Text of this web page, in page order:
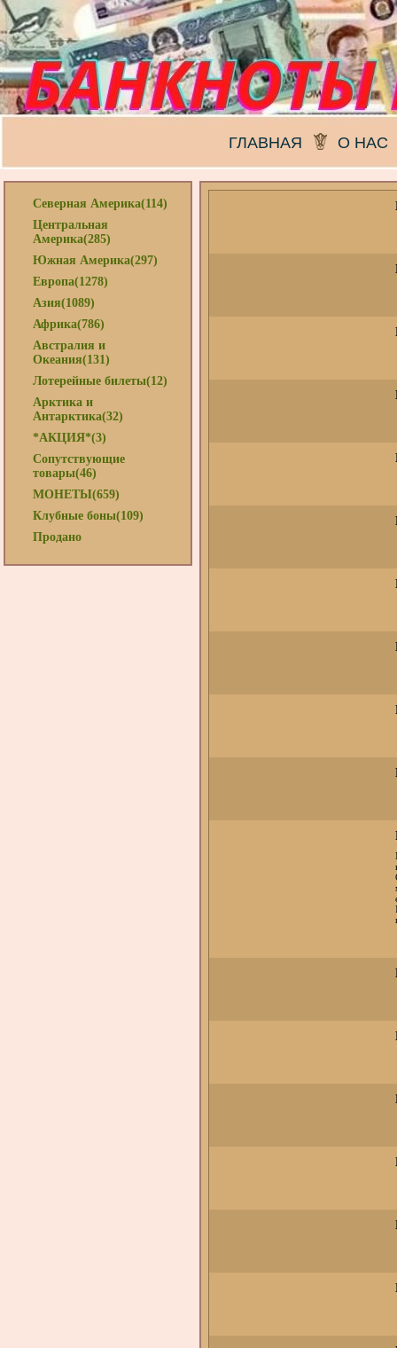
ГЛАВНАЯ О НАС
Северная Америка(114)
Центральная
Америка(285)
Южная Америка(297)
Европа(1278)
Азия(1089)
Африка(786)
Австралия и
Океания(131)
Лотерейные билеты(12)
Арктика и
Антарктика(32)
*АКЦИЯ*(3)
Сопутствующие
товары(46)
МОНЕТЫ(659)
Клубные боны(109)
Продано